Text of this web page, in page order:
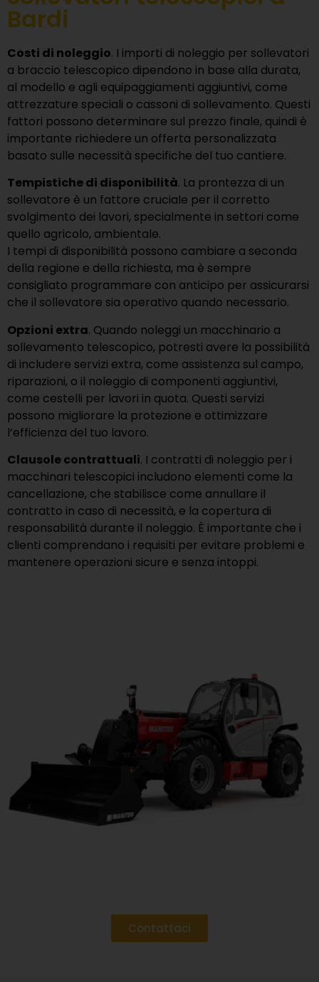
Bardi
Costi di noleggio. I importi di noleggio per sollevatori
a braccio telescopico dipendono in base alla durata,
al modello e agli equipaggiamenti aggiuntivi, come
attrezzature speciali o cassoni di sollevamento. Questi
fattori possono determinare sul prezzo finale, quindi è
importante richiedere un offerta personalizzata
basato sulle necessità specifiche del tuo cantiere.
Tempistiche di disponibilità. La prontezza di un
sollevatore è un fattore cruciale per il corretto
svolgimento dei lavori, specialmente in settori come
quello agricolo, ambientale.
I tempi di disponibilità possono cambiare a seconda
della regione e della richiesta, ma è sempre
consigliato programmare con anticipo per assicurarsi
che il sollevatore sia operativo quando necessario.
Opzioni extra. Quando noleggi un macchinario a
sollevamento telescopico, potresti avere la possibilità
di includere servizi extra, come assistenza sul campo,
riparazioni, o il noleggio di componenti aggiuntivi,
come cestelli per lavori in quota. Questi servizi
possono migliorare la protezione e ottimizzare
l’efficienza del tuo lavoro.
Clausole contrattuali. I contratti di noleggio per i
macchinari telescopici includono elementi come la
cancellazione, che stabilisce come annullare il
contratto in caso di necessità, e la copertura di
responsabilità durante il noleggio. È importante che i
clienti comprendano i requisiti per evitare problemi e
mantenere operazioni sicure e senza intoppi.
Contattaci